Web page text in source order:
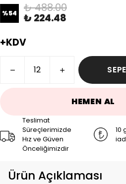
%54 ₺ 488.00
₺ 224.48
+KDV
HEMEN AL
Teslimat
Süreçlerimizde
Hız ve Güven
Önceliğimizdir
10
Ürün Açıklaması